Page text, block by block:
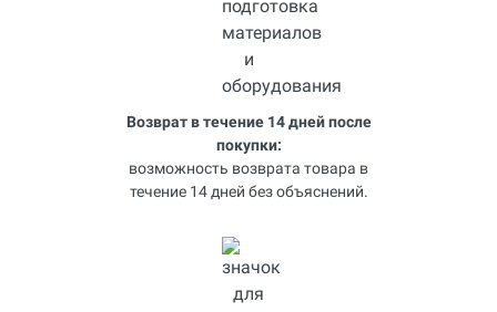
Возврат в течение 14 дней после
покупки:
возможность возврата товара в
течение 14 дней без объяснений.